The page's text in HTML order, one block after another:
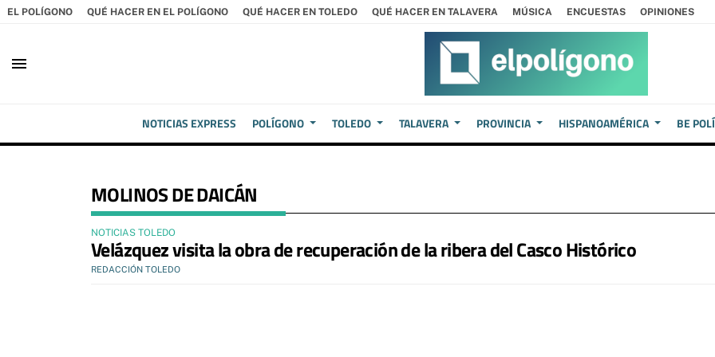
EL POLÍGONO QUÉ HACER EN EL POLÍGONO QUÉ HACER EN TOLEDO QUÉ HACER EN TALAVERA MÚSICA ENCUESTAS OPINIONES
menu
NOTICIAS EXPRESS POLÍGONO TOLEDO TALAVERA PROVINCIA HISPANOAMÉRICA BE
MOLINOS DE DAICÁN
NOTICIAS TOLEDO
Velázquez visita la obra de recuperación de la ribera del Casco Histórico
REDACCIÓN TOLEDO